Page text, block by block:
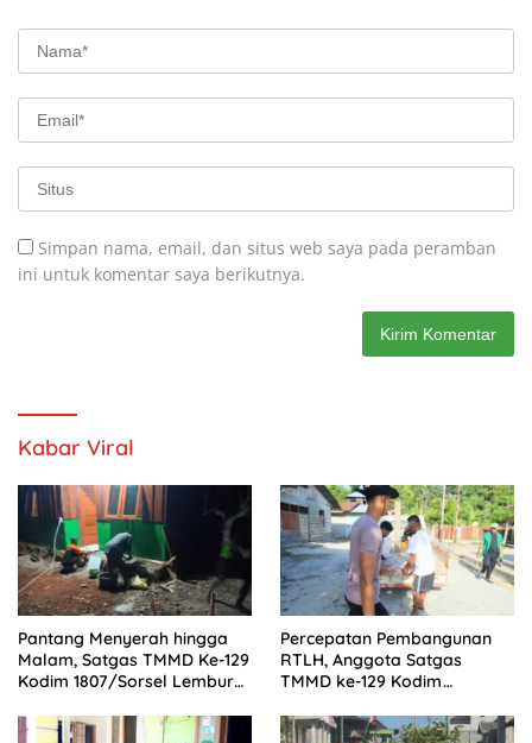
Simpan nama, email, dan situs web saya pada peramban
ini untuk komentar saya berikutnya.
Kabar Viral
Pantang Menyerah hingga
Malam, Satgas TMMD Ke-129
Kodim 1807/Sorsel Lembur
untuk Warga Kampung
Percepatan Pembangunan
RTLH, Anggota Satgas
TMMD ke-129 Kodim
Material Semen